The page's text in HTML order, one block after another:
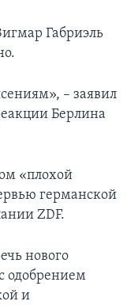
Габриэль
– заявил
Берлина
«плохой
германской
ZDF.
нового
одобрением
и